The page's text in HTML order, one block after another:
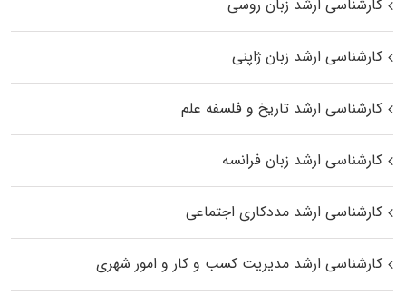
کارشناسی ارشد زبان روسی
کارشناسی ارشد زبان ژاپنی
کارشناسی ارشد تاریخ و فلسفه علم
کارشناسی ارشد زبان فرانسه
کارشناسی ارشد مددکاری اجتماعی
کارشناسی ارشد مدیریت کسب و کار و امور شهری